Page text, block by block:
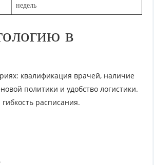
недель
в
квалификация врачей, наличие
политики и удобство логистики.
расписания.